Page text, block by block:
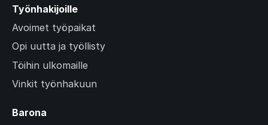
Työnhakijoille
Avoimet työpaikat
Opi uutta ja työllisty
Töihin ulkomaille
Vinkit työnhakuun
Barona